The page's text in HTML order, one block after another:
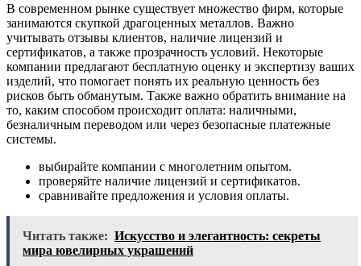
В современном рынке существует множество фирм, которые
занимаются скупкой драгоценных металлов. Важно
учитывать отзывы клиентов, наличие лицензий и
сертификатов, а также прозрачность условий. Некоторые
компании предлагают бесплатную оценку и экспертизу ваших
изделий, что помогает понять их реальную ценность без
рисков быть обманутым. Также важно обратить внимание на
то, каким способом происходит оплата: наличными,
безналичным переводом или через безопасные платежные
системы.
выбирайте компании с многолетним опытом.
проверяйте наличие лицензий и сертификатов.
сравнивайте предложения и условия оплаты.
Читать также: Искусство и элегантность: секреты
мира ювелирных украшений